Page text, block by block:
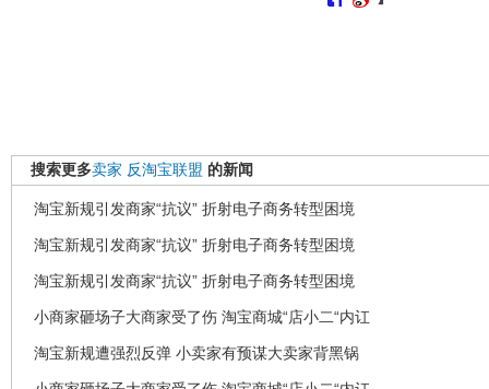
搜索更多卖家 反淘宝联盟 的新闻
淘宝新规引发商家“抗议” 折射电子商务转型困境
淘宝新规引发商家“抗议” 折射电子商务转型困境
淘宝新规引发商家“抗议” 折射电子商务转型困境
小商家砸场子大商家受了伤 淘宝商城“店小二“内讧
淘宝新规遭强烈反弹 小卖家有预谋大卖家背黑锅